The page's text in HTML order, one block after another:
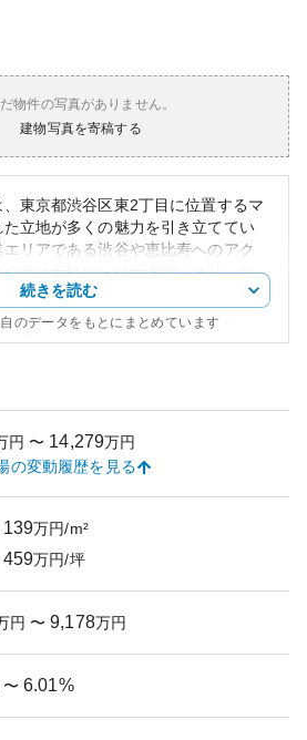
物件の写真がありません。
建物写真を寄稿する
、東京都渋谷区東2丁目に位置するマ
立地が多くの魅力を引き立ててい
リアである渋谷や恵比寿へのアク
恵比寿駅から徒歩圏内にあり、さ
山駅へも徒歩13分という便利さが特
は、ショッピングやレストラン・
りながら、落ち着いた佇まいを持
施されているため、資産価値が非
ことが一般的です。
位置する利便性と、交通のハブと
し、こうした先進的都市に位置す
所有リスクとしては市場変動や地
とが期待されます。
物件といえるでしょう。
続きを読む
のデータをもとにまとめています
円 〜 14,279万円
の変動履歴を見る
139万円/m²
459万円/坪
円 〜 9,178万円
〜 6.01%